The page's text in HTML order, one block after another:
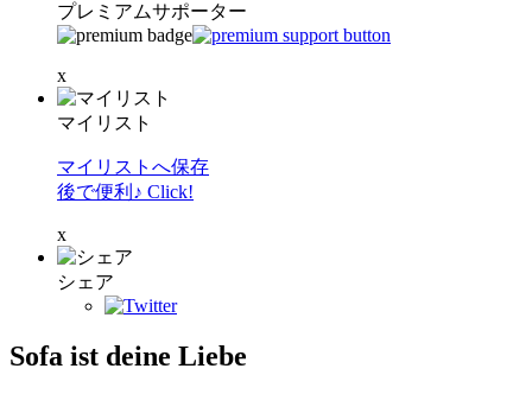
プレミアムサポーター
x
マイリスト
マイリストへ保存
後で便利♪ Click!
x
シェア
Sofa ist deine Liebe